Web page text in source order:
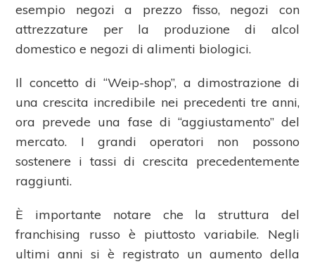
esempio negozi a prezzo fisso, negozi con
attrezzature per la produzione di alcol
domestico e negozi di alimenti biologici.
Il concetto di “Weip-shop”, a dimostrazione di
una crescita incredibile nei precedenti tre anni,
ora prevede una fase di “aggiustamento” del
mercato. I grandi operatori non possono
sostenere i tassi di crescita precedentemente
raggiunti.
È importante notare che la struttura del
franchising russo è piuttosto variabile. Negli
ultimi anni si è registrato un aumento della